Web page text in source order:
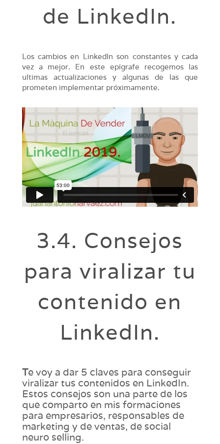
de LinkedIn.
Los cambios en LinkedIn son constantes y cada
vez a mejor. En este epígrafe recogemos las
ultimas actualizaciones y algunas de las que
prometen implementar próximamente.
3.4. Consejos
para viralizar tu
contenido en
LinkedIn.
Te voy a dar 5 claves para conseguir
viralizar tus contenidos en LinkedIn.
Estos consejos son una parte de los
que comparto en mis formaciones
para empresarios, responsables de
marketing y de ventas, de social
neuro selling.